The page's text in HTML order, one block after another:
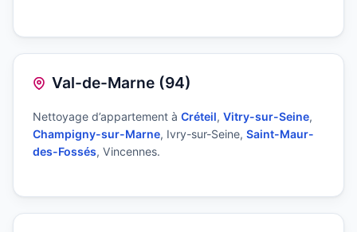
Val-de-Marne (94)
Nettoyage d’appartement à Créteil, Vitry-sur-Seine,
Champigny-sur-Marne, Ivry-sur-Seine, Saint-Maur-
des-Fossés, Vincennes.